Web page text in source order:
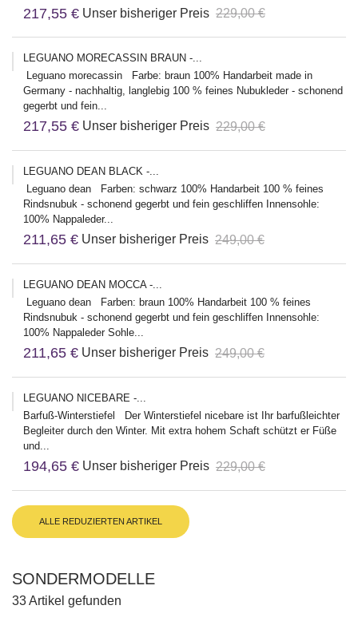
217,55 € Unser bisheriger Preis 229,00 €
LEGUANO MORECASSIN BRAUN -...
Leguano morecassin Farbe: braun 100% Handarbeit made in
Germany - nachhaltig, langlebig 100 % feines Nubukleder - schonend
gegerbt und fein...
217,55 € Unser bisheriger Preis 229,00 €
LEGUANO DEAN BLACK -...
Leguano dean Farben: schwarz 100% Handarbeit 100 % feines
Rindsnubuk - schonend gegerbt und fein geschliffen Innensohle:
100% Nappaleder...
211,65 € Unser bisheriger Preis 249,00 €
LEGUANO DEAN MOCCA -...
Leguano dean Farben: braun 100% Handarbeit 100 % feines
Rindsnubuk - schonend gegerbt und fein geschliffen Innensohle:
100% Nappaleder Sohle...
211,65 € Unser bisheriger Preis 249,00 €
LEGUANO NICEBARE -...
Barfuß-Winterstiefel Der Winterstiefel nicebare ist Ihr barfußleichter
Begleiter durch den Winter. Mit extra hohem Schaft schützt er Füße
und...
194,65 € Unser bisheriger Preis 229,00 €
ALLE REDUZIERTEN ARTIKEL
SONDERMODELLE
33 Artikel gefunden